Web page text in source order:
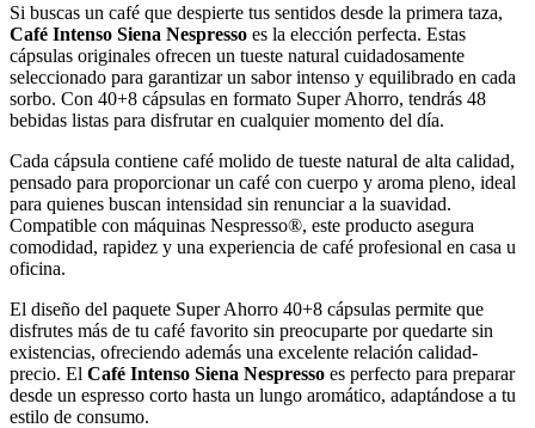
Si buscas un café que despierte tus sentidos desde la primera taza,
Café Intenso Siena Nespresso es la elección perfecta. Estas
cápsulas originales ofrecen un tueste natural cuidadosamente
seleccionado para garantizar un sabor intenso y equilibrado en cada
sorbo. Con 40+8 cápsulas en formato Super Ahorro, tendrás 48
bebidas listas para disfrutar en cualquier momento del día.
Cada cápsula contiene café molido de tueste natural de alta calidad,
pensado para proporcionar un café con cuerpo y aroma pleno, ideal
para quienes buscan intensidad sin renunciar a la suavidad.
Compatible con máquinas Nespresso®, este producto asegura
comodidad, rapidez y una experiencia de café profesional en casa u
oficina.
El diseño del paquete Super Ahorro 40+8 cápsulas permite que
disfrutes más de tu café favorito sin preocuparte por quedarte sin
existencias, ofreciendo además una excelente relación calidad-
precio. El Café Intenso Siena Nespresso es perfecto para preparar
desde un espresso corto hasta un lungo aromático, adaptándose a tu
estilo de consumo.